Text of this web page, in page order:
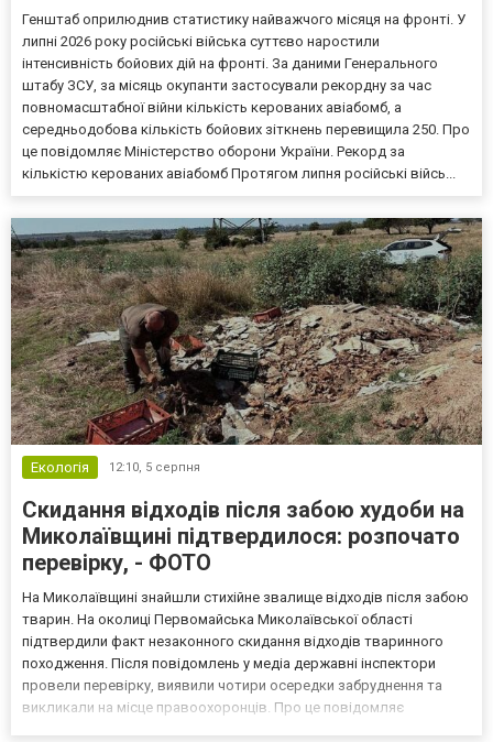
Генштаб оприлюднив статистику найважчого місяця на фронті. У
липні 2026 року російські війська суттєво наростили
інтенсивність бойових дій на фронті. За даними Генерального
штабу ЗСУ, за місяць окупанти застосували рекордну за час
повномасштабної війни кількість керованих авіабомб, а
середньодобова кількість бойових зіткнень перевищила 250. Про
це повідомляє Міністерство оборони України. Рекорд за
кількістю керованих авіабомб Протягом липня російські війсь...
Екологія 12:10, 5 серпня
Скидання відходів після забою худоби на
Миколаївщині підтвердилося: розпочато
перевірку, - ФОТО
На Миколаївщині знайшли стихійне звалище відходів після забою
тварин. На околиці Первомайська Миколаївської області
підтвердили факт незаконного скидання відходів тваринного
походження. Після повідомлень у медіа державні інспектори
провели перевірку, виявили чотири осередки забруднення та
викликали на місце правоохоронців. Про це повідомляє